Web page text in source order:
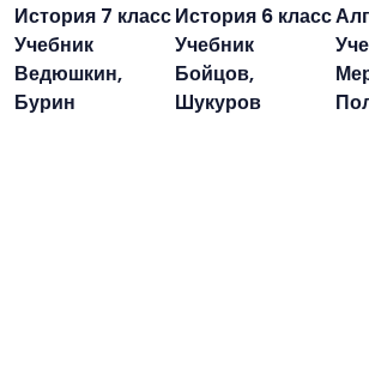
История 7 класс
Учебник
Ведюшкин,
Бурин
История 6 класс
Учебник
Бойцов,
Шукуров